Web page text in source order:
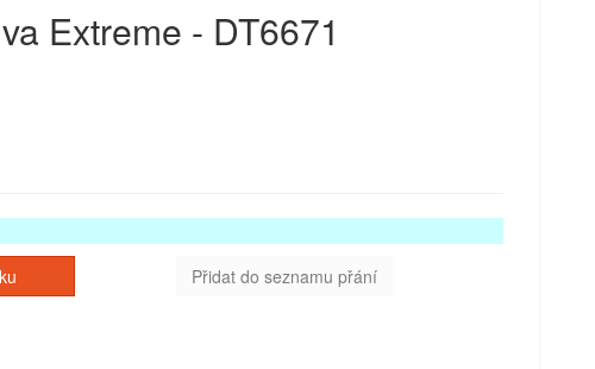
Extreme - DT6671
Přidat do seznamu přání